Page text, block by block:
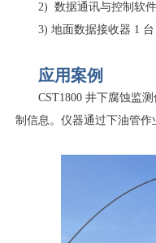
2) 数据通讯与控制软件
3) 地面数据接收器 1 台
应用案例
CST1800 井下腐蚀监
制信息。仪器通过下油管作